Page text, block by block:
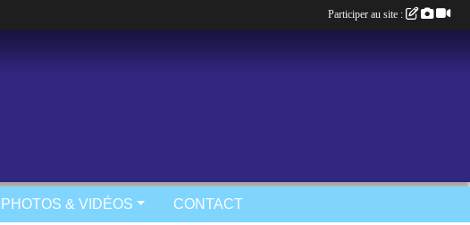
PHOTOS & VIDÉOS CONTACT
Participer au site :